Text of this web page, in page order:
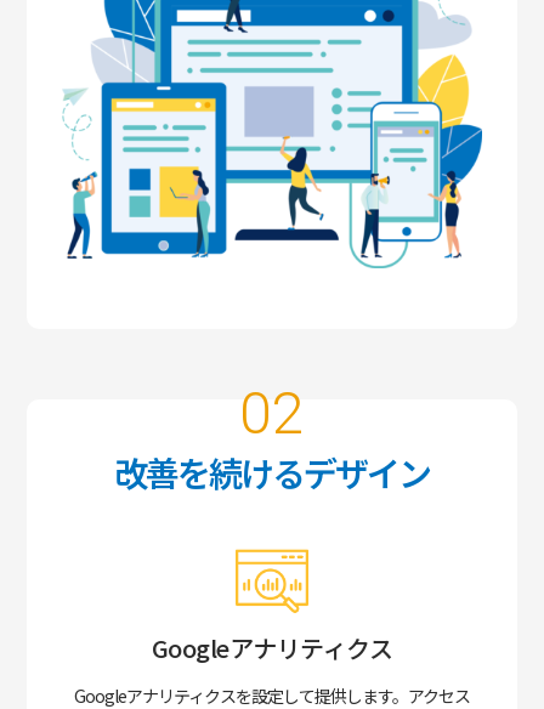
02
改善を続けるデザイン
Googleアナリティクス
Googleアナリティクスを設定して提供します。 アクセス